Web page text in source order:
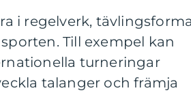
i regelverk,
Till exempel kan
turneringar
talanger och främja